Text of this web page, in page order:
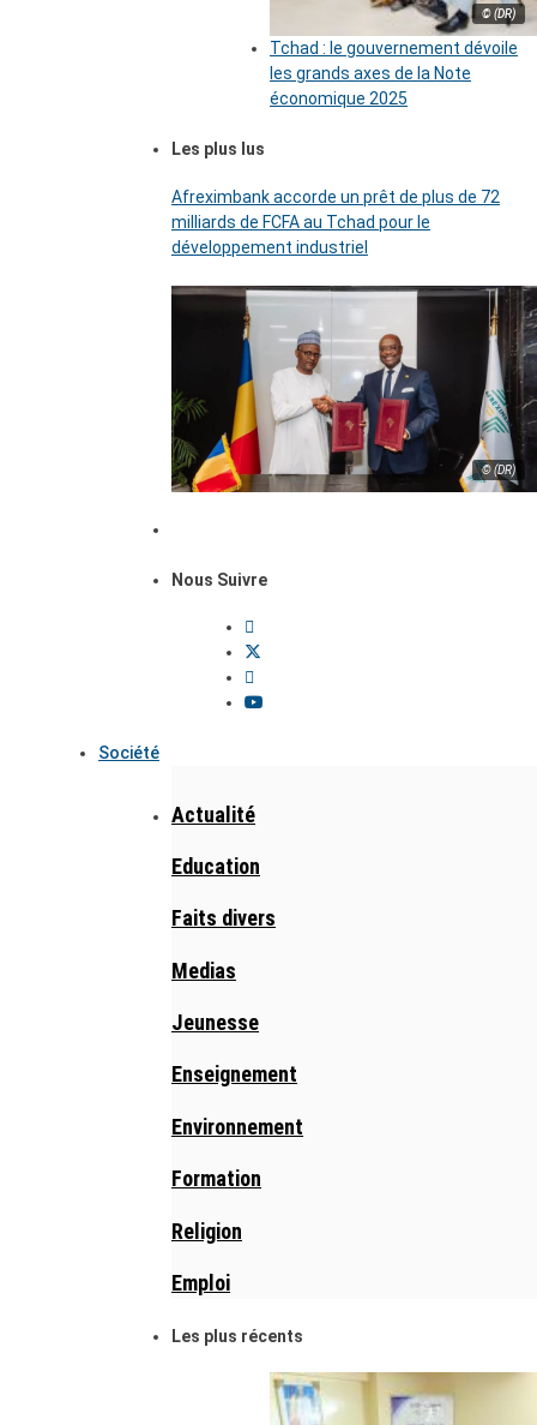
© (DR)
Tchad : le gouvernement dévoile
les grands axes de la Note
économique 2025
Les plus lus
Afreximbank accorde un prêt de plus de 72
milliards de FCFA au Tchad pour le
développement industriel
© (DR)
Nous Suivre
Société
Actualité
Education
Faits divers
Medias
Jeunesse
Enseignement
Environnement
Formation
Religion
Emploi
Les plus récents